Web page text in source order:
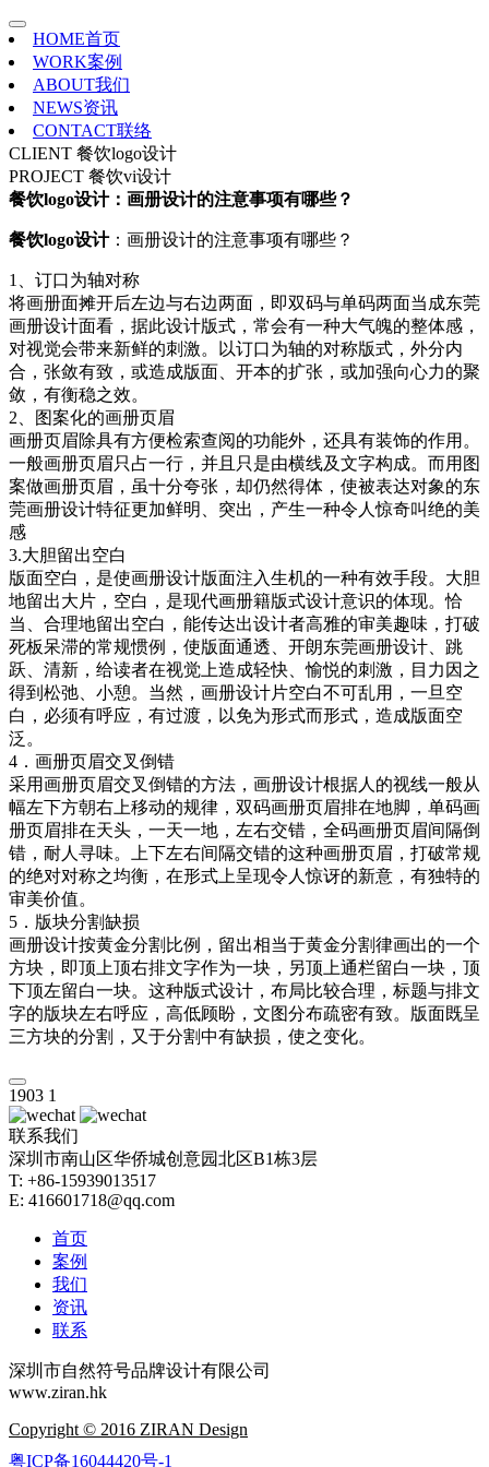
HOME首页
WORK案例
ABOUT我们
NEWS资讯
CONTACT联络
CLIENT 餐饮logo设计
PROJECT 餐饮vi设计
餐饮logo设计：画册设计的注意事项有哪些？
餐饮logo设计：画册设计的注意事项有哪些？
1、订口为轴对称
将画册面摊开后左边与右边两面，即双码与单码两面当成东莞
画册设计面看，据此设计版式，常会有一种大气魄的整体感，
对视觉会带来新鲜的刺激。以订口为轴的对称版式，外分内
合，张敛有致，或造成版面、开本的扩张，或加强向心力的聚
敛，有衡稳之效。
2、图案化的画册页眉
画册页眉除具有方便检索查阅的功能外，还具有装饰的作用。
一般画册页眉只占一行，并且只是由横线及文字构成。而用图
案做画册页眉，虽十分夸张，却仍然得体，使被表达对象的东
莞画册设计特征更加鲜明、突出，产生一种令人惊奇叫绝的美
感
3.大胆留出空白
版面空白，是使画册设计版面注入生机的一种有效手段。大胆
地留出大片，空白，是现代画册籍版式设计意识的体现。恰
当、合理地留出空白，能传达出设计者高雅的审美趣味，打破
死板呆滞的常规惯例，使版面通透、开朗东莞画册设计、跳
跃、清新，给读者在视觉上造成轻快、愉悦的刺激，目力因之
得到松弛、小憩。当然，画册设计片空白不可乱用，一旦空
白，必须有呼应，有过渡，以免为形式而形式，造成版面空
泛。
4．画册页眉交叉倒错
采用画册页眉交叉倒错的方法，画册设计根据人的视线一般从
幅左下方朝右上移动的规律，双码画册页眉排在地脚，单码画
册页眉排在天头，一天一地，左右交错，全码画册页眉间隔倒
错，耐人寻味。上下左右间隔交错的这种画册页眉，打破常规
的绝对对称之均衡，在形式上呈现令人惊讶的新意，有独特的
审美价值。
5．版块分割缺损
画册设计按黄金分割比例，留出相当于黄金分割律画出的一个
方块，即顶上顶右排文字作为一块，另顶上通栏留白一块，顶
下顶左留白一块。这种版式设计，布局比较合理，标题与排文
字的版块左右呼应，高低顾盼，文图分布疏密有致。版面既呈
三方块的分割，又于分割中有缺损，使之变化。
1903 1
联系我们
深圳市南山区华侨城创意园北区B1栋3层
T: +86-15939013517
E: 416601718@qq.com
首页
案例
我们
资讯
联系
深圳市自然符号品牌设计有限公司
www.ziran.hk
Copyright © 2016 ZIRAN Design
粤ICP备16044420号-1